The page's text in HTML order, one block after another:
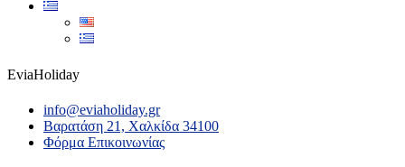
EviaHoliday
info@eviaholiday.gr
Βαρατάση 21, Χαλκίδα 34100
Φόρμα Επικοινωνίας